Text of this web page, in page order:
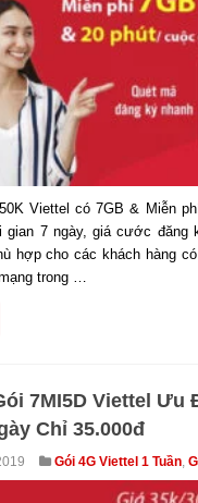
Viettel có 7GB & Miễn
gian 7 ngày, giá cước đăng
hợp cho các khách hàng
trong …
7MI5D Viettel Ưu
Chỉ 35.000đ
Gói 4G Viettel 1 Tuần,